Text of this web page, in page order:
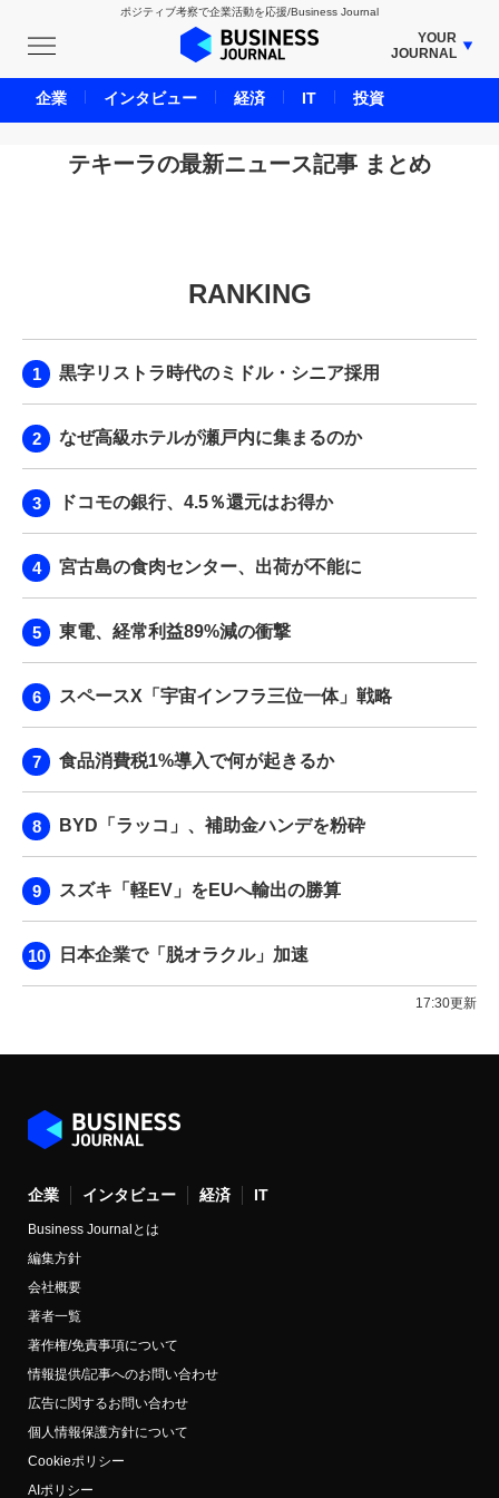
ポジティブ考察で企業活動を応援/Business Journal
YOUR
JOURNAL
BUSINESS JOURNAL
UNICORN JOURNAL
CARBON CREDITS JOURNAL
LIFE ENDING JOURNAL
BPaaS JOURNAL
テキーラの最新ニュース記事 まとめ
RANKING
黒字リストラ時代のミドル・シニア採用
なぜ高級ホテルが瀬戸内に集まるのか
ドコモの銀行、4.5％還元はお得か
宮古島の食肉センター、出荷が不能に
東電、経常利益89%減の衝撃
スペースX「宇宙インフラ三位一体」戦略
食品消費税1%導入で何が起きるか
BYD「ラッコ」、補助金ハンデを粉砕
スズキ「軽EV」をEUへ輸出の勝算
日本企業で「脱オラクル」加速
17:30更新
企業 インタビュー 経済 IT
Business Journalとは
編集方針
会社概要
著者一覧
著作権/免責事項について
情報提供/記事へのお問い合わせ
広告に関するお問い合わせ
個人情報保護方針について
Cookieポリシー
AIポリシー
企業 インタビュー 経済 IT 投資